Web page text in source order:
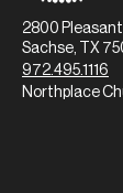
2800 Pleasant
Sachse, TX
972.495.1116
Northplace